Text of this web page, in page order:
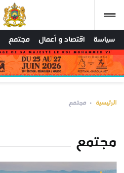
سياسة اقتصاد و أعمال مجتمع
الرئيسية مجتمع
مجتمع